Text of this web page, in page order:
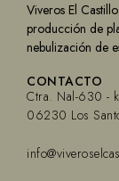
Viveros El
producción de
nebulización de
CONTACTO
Ctra. Nal-630 -
06230 Los